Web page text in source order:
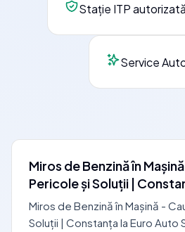
Stație ITP
Service
Miros de Benzină în
Pericole și Soluții |
Miros de Benzină în Mașină -
Soluții | Constanța la Euro Auto